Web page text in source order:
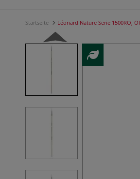
Startseite Léonard Nature Serie 1500RO,